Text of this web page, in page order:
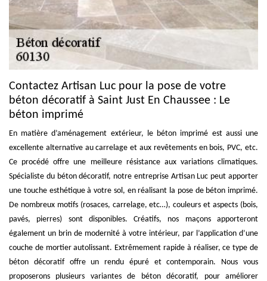
Contactez Artisan Luc pour la pose de votre
béton décoratif à Saint Just En Chaussee : Le
béton imprimé
En matière d’aménagement extérieur, le béton imprimé est aussi une
excellente alternative au carrelage et aux revêtements en bois, PVC, etc.
Ce procédé offre une meilleure résistance aux variations climatiques.
Spécialiste du béton décoratif, notre entreprise Artisan Luc peut apporter
une touche esthétique à votre sol, en réalisant la pose de béton imprimé.
De nombreux motifs (rosaces, carrelage, etc…), couleurs et aspects (bois,
pavés, pierres) sont disponibles. Créatifs, nos maçons apporteront
également un brin de modernité à votre intérieur, par l’application d’une
couche de mortier autolissant. Extrêmement rapide à réaliser, ce type de
béton décoratif offre un rendu épuré et contemporain. Nous vous
proposerons plusieurs variantes de béton décoratif, pour améliorer